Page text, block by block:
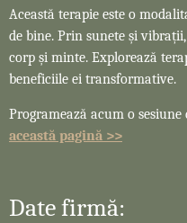
Această terapie este o
de bine. Prin sunete și
corp și minte. Explorează
beneficiile ei transformative.
Programează acum o sesiune
această pagină >>
Date firmă: